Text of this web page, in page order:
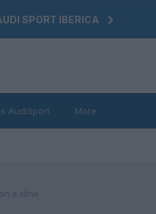
SPORT IBERICA
AudiSport More